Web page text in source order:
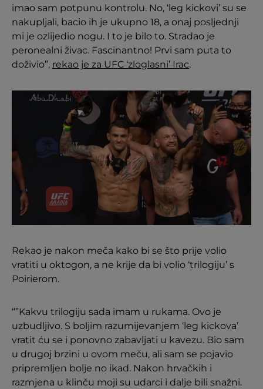
imao sam potpunu kontrolu. No, ‘leg kickovi’ su se
nakupljali, bacio ih je ukupno 18, a onaj posljednji
mi je ozlijedio nogu. I to je bilo to. Stradao je
peronealni živac. Fascinantno! Prvi sam puta to
doživio”, rekao je za UFC ‘zloglasni’ Irac.
Rekao je nakon meča kako bi se što prije volio
vratiti u oktogon, a ne krije da bi volio ‘trilogiju’ s
Poirierom.
“”Kakvu trilogiju sada imam u rukama. Ovo je
uzbudljivo. S boljim razumijevanjem ‘leg kickova’
vratit ću se i ponovno zabavljati u kavezu. Bio sam
u drugoj brzini u ovom meču, ali sam se pojavio
pripremljen bolje no ikad. Nakon hrvačkih i
razmjena u klinču moji su udarci i dalje bili snažni.